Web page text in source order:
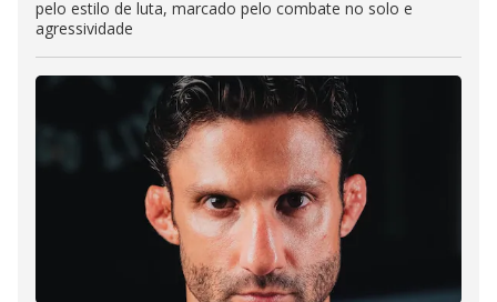
pelo estilo de luta, marcado pelo combate no solo e
agressividade